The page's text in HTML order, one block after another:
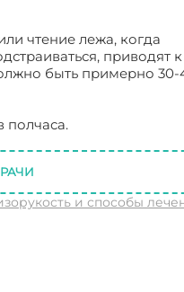
чтение лежа, когда
приводят к
быть примерно 30-
полчаса.
и способы